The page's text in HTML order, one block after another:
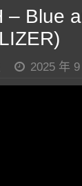
– Blue
2025 年